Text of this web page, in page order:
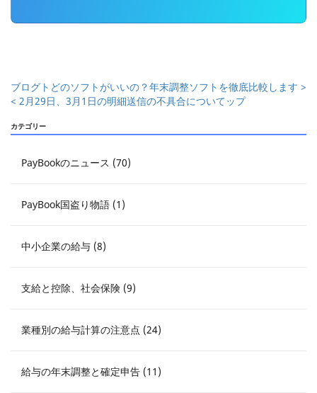
どのソフトがいいの？年末調整ソフトを徹底比較します >
ブログト
ップ
< 2月29日、3月1日の明細送信の不具合について
カテゴリー
PayBookのニュース (70)
PayBook国盗り物語 (1)
中小企業の給与 (8)
支給と控除、社会保険 (9)
業種別の給与計算の注意点 (24)
給与の年末調整と確定申告 (11)